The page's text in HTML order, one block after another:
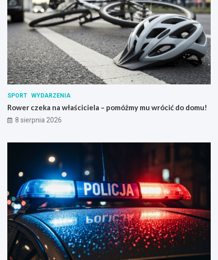
SPORT WYDARZENIA
Rower czeka na właściciela – pomóżmy mu wrócić do domu!
8 sierpnia 2026